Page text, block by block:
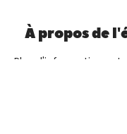
À propos de
Plus d'informations et